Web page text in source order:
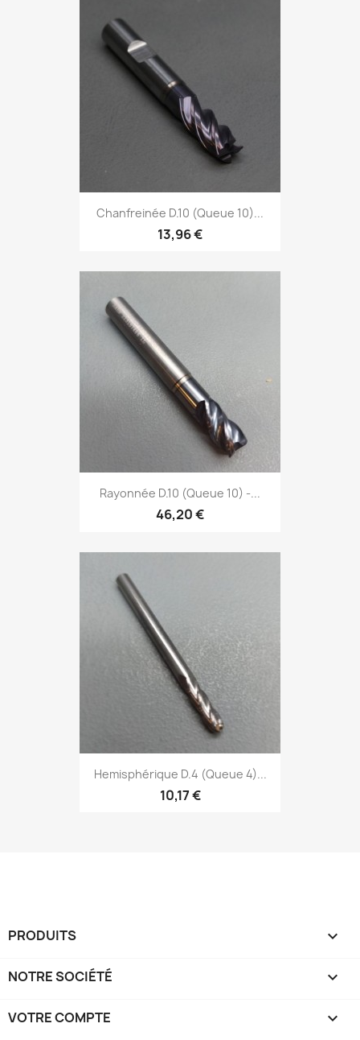
Chanfreinée D.10 (Queue 10)...
13,96 €
Rayonnée D.10 (Queue 10) -...
46,20 €
Hemisphérique D.4 (Queue 4)...
10,17 €
PRODUITS 
NOTRE SOCIÉTÉ 
VOTRE COMPTE 